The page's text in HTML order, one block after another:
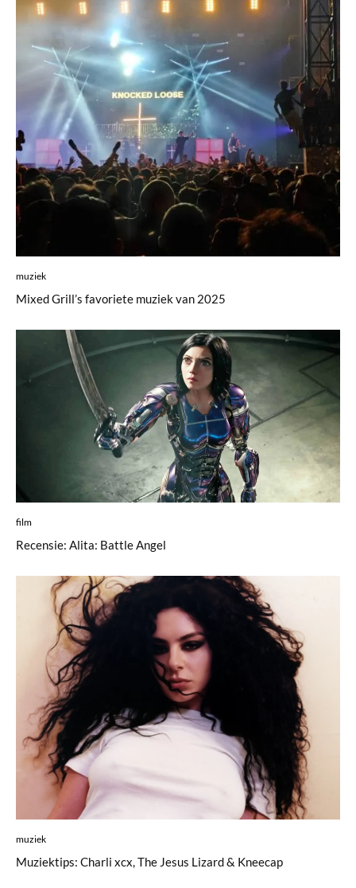
muziek
Mixed Grill’s favoriete muziek van 2025
film
Recensie: Alita: Battle Angel
muziek
Muziektips: Charli xcx, The Jesus Lizard & Kneecap